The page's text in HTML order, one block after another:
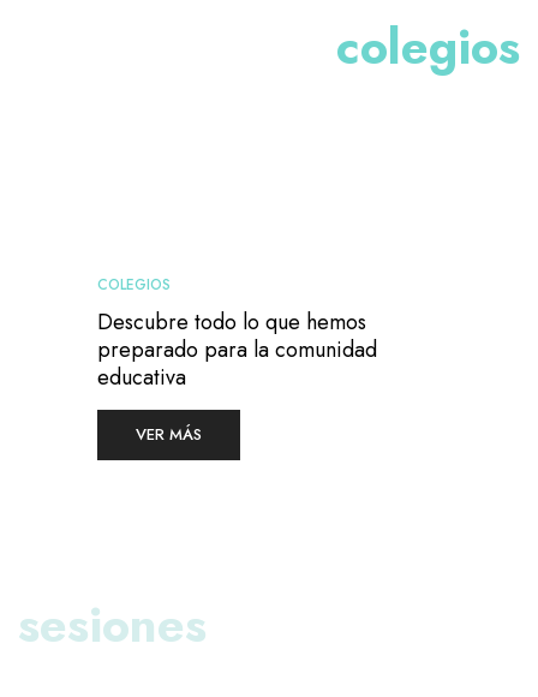
colegios
COLEGIOS
Descubre todo lo que hemos
preparado para la comunidad
educativa
VER MÁS
sesiones